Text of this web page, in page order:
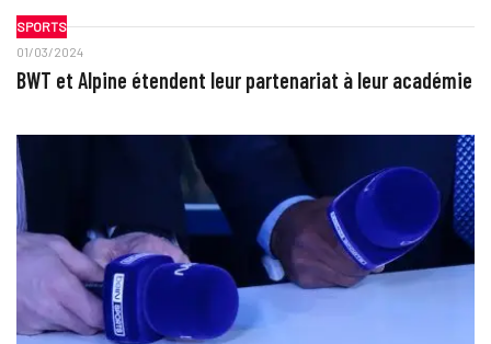
SPORTS
01/03/2024
BWT et Alpine étendent leur partenariat à leur académie